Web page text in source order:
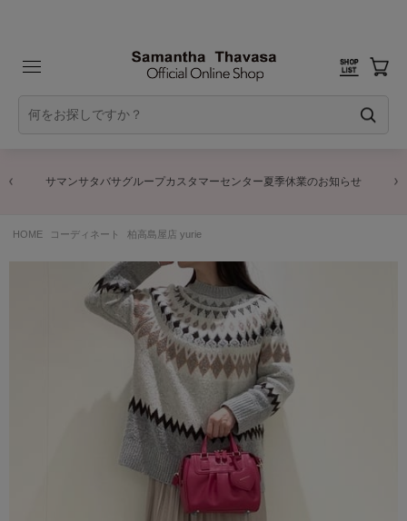
サマンサタバサグループカスタマーセンター夏季休業のお知らせ
HOME コーディネート 柏高島屋店 yurie